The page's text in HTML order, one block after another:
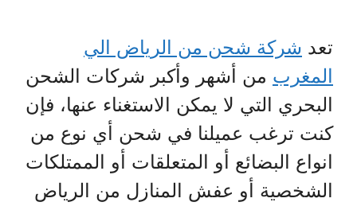
تعد شركة شحن من الرياض الي
المغرب من أشهر وأكبر شركات الشحن
البحري التي لا يمكن الاستغناء عنها، فإن
كنت ترغب عميلنا في شحن أي نوع من
انواع البضائع أو المتعلقات أو الممتلكات
الشخصية أو عفش المنازل من الرياض